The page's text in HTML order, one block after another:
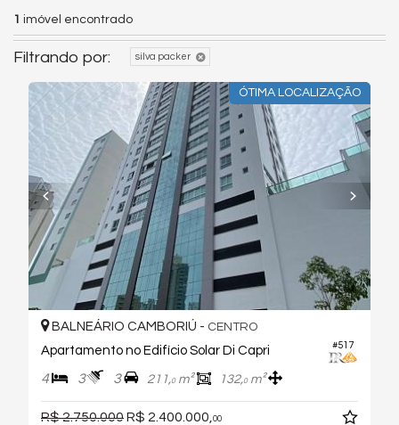
1 imóvel encontrado
Filtrando por: silva packer
ÓTIMA LOCALIZAÇÃO
#517
BALNEÁRIO CAMBORIÚ - CENTRO
Apartamento no Edifício Solar Di Capri
4 3 3 211,0m² 132,0m²
R$ 2.750.000R$ 2.400.000, 00